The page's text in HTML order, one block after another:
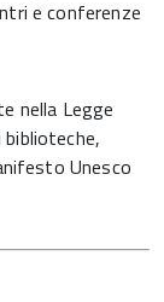
e conferenze
nella Legge
Unesco